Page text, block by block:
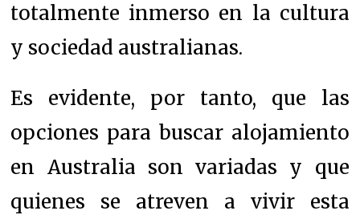
totalmente inmerso en la cultura
y sociedad australianas.
Es evidente, por tanto, que las
opciones para buscar alojamiento
en Australia son variadas y que
quienes se atreven a vivir esta